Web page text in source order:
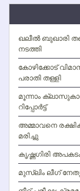
ഖലീല്‍ ബുഖാരി
നടത്തി
കോഴിക്കോട്
പരാതി തള്ളി
മൂന്നാം
റിപ്പോര്‍ട്ട്
അമ്മാവനെ
മരിച്ചു
കൃഷ്ണഗിരി
മുസ്ലിം ലീഗ്